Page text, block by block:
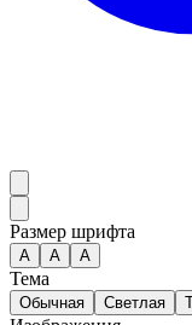
Размер шрифта
А A A
Тема
Обычная Светлая